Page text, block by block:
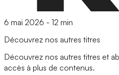
6 mai 2026 - 12 min
Découvrez nos autres titres
Découvrez nos autres titres et
accès à plus de contenus.